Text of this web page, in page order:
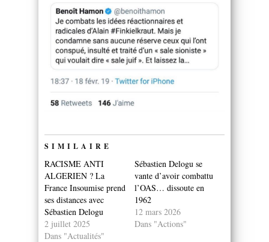
SIMILAIRE
RACISME ANTI
ALGERIEN ? La
France Insoumise prend
ses distances avec
Sébastien Delogu
2 juillet 2025
Dans "Actualités"
Sébastien Delogu se
vante d’avoir combattu
l’OAS… dissoute en
1962
12 mars 2026
Dans "Actions"